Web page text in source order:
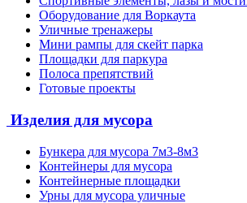
Оборудование для Воркаута
Уличные тренажеры
Мини рампы для скейт парка
Площадки для паркура
Полоса препятствий
Готовые проекты
Изделия для мусора
Бункера для мусора 7м3-8м3
Контейнеры для мусора
Контейнерные площадки
Урны для мусора уличные